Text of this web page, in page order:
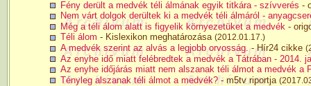
Fény derült a medvék téli álmának egyik titkára - szívverés -
Nem várt dolgok derültek ki a medvék téli álmáról -
Még a téli álom alatt is figyelik környezetüket a medvék -
Téli álom - Kislexikon meghatározása (2012.01.17.)
A medvék szerint az alvás a legjobb orvosság.- Hír24 cikke
Az enyhe idő miatt felébredtek a medvék a Tátrában - 2014.
Az enyhe időjárás miatt nem alszanak téli álmot a medvék a
Tényleg alszanak téli álmot a medvék?- m5tv riportja